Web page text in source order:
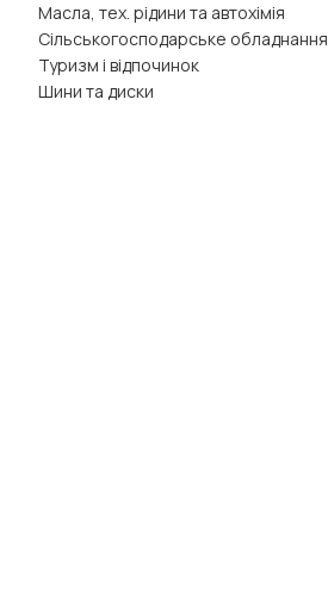
Масла, тех. рідини та автохімія
Сільськогосподарське обладнання
Туризм і відпочинок
Шини та диски